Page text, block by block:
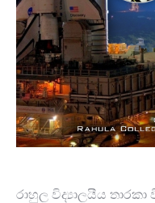
රාහුල විද්‍යාලයීය